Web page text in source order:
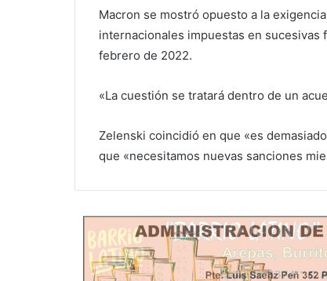
Macron se mostró opuesto a la
internacionales impuestas en sucesivas
febrero de 2022.
«La cuestión se tratará dentro de un
Zelenski coincidió en que «es
que «necesitamos nuevas sanciones